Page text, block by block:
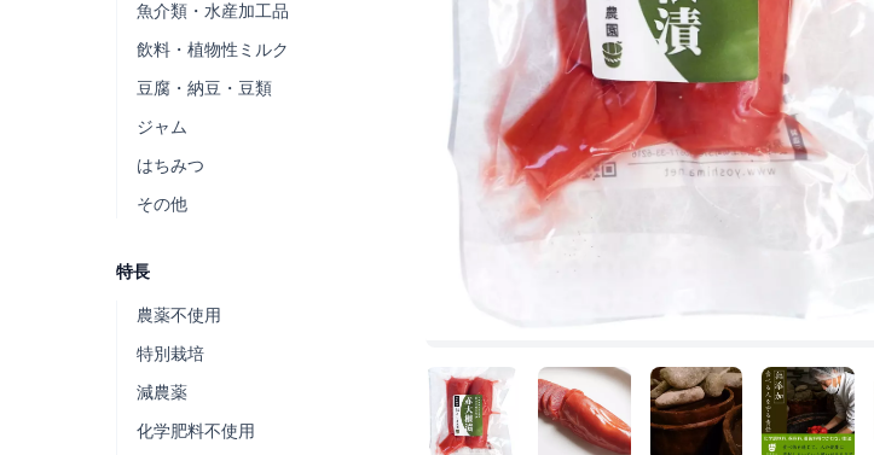
魚介類・水産加工品
飲料・植物性ミルク
豆腐・納豆・豆類
ジャム
はちみつ
その他
特長
農薬不使用
特別栽培
減農薬
化学肥料不使用